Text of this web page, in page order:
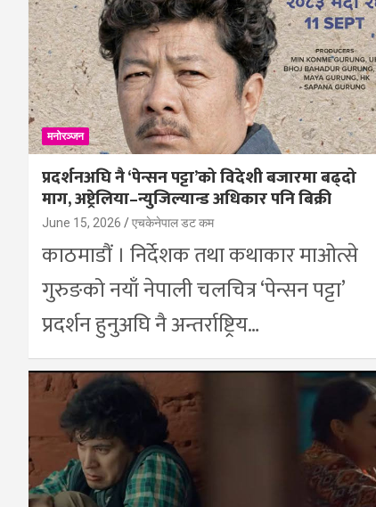
मनोरञ्जन
प्रदर्शनअघि नै ‘पेन्सन पट्टा’को विदेशी बजारमा बढ्दो
माग, अष्ट्रेलिया–न्युजिल्यान्ड अधिकार पनि बिक्री
June 15, 2026 एचकेनेपाल डट कम
काठमाडौं । निर्देशक तथा कथाकार माओत्से
गुरुङको नयाँ नेपाली चलचित्र ‘पेन्सन पट्टा’
प्रदर्शन हुनुअघि नै अन्तर्राष्ट्रिय…